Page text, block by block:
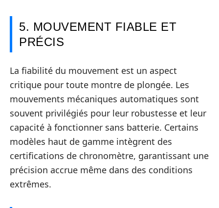
5. MOUVEMENT FIABLE ET
PRÉCIS
La fiabilité du mouvement est un aspect
critique pour toute montre de plongée. Les
mouvements mécaniques automatiques sont
souvent privilégiés pour leur robustesse et leur
capacité à fonctionner sans batterie. Certains
modèles haut de gamme intègrent des
certifications de chronomètre, garantissant une
précision accrue même dans des conditions
extrêmes.